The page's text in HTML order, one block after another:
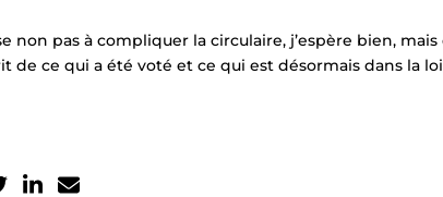
pas à compliquer la circulaire, j’espère bien, mais
de ce qui a été voté et ce qui est désormais dans la